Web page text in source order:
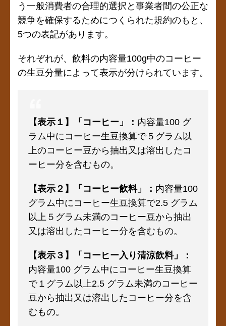
う一般消費者の合理的選択と事業者間の公正な
競争を確保するためにつくられた規約のもと、
5つの表記があります。
それぞれが、飲料の内容量100g中のコーヒー
の生豆分量によって表示が分けられています。
【表示１】「コーヒー」： 内容量100 グ
ラム中にコーヒー生豆換算で５グラム以
上のコーヒー豆から抽出又は溶出したコ
ーヒー分を含むもの。
【表示２】「コーヒー飲料」： 内容量100
グラム中にコーヒー生豆換算で2.5 グラム
以上５グラム未満のコーヒー豆から抽出
又は溶出したコーヒー分を含むもの。
【表示３】「コーヒー入り清涼飲料」：
内容量100 グラム中にコーヒー生豆換算
で１グラム以上2.5 グラム未満のコーヒー
豆から抽出又は溶出したコーヒー分を含
むもの。